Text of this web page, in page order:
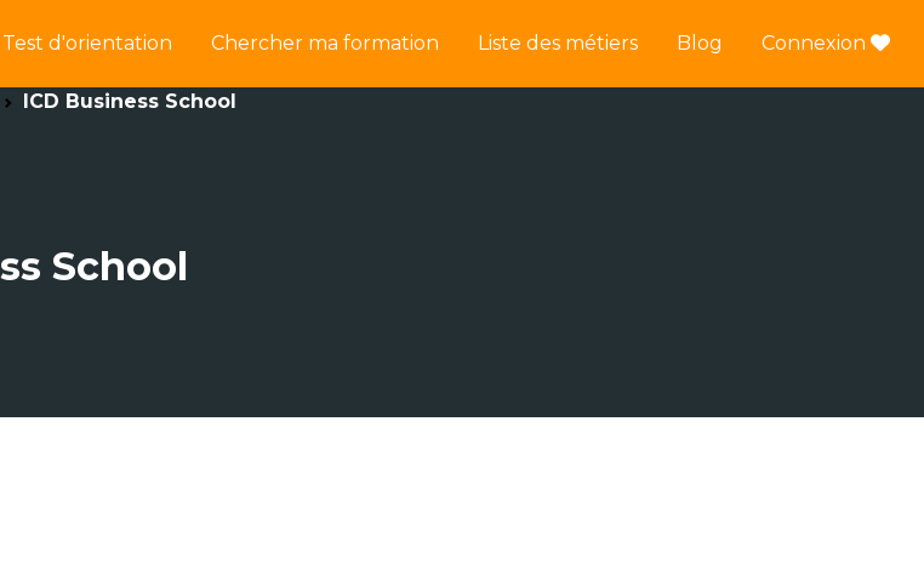
Test d'orientation Chercher ma formation Liste des métiers Blog Connexion
ICD Business School
School